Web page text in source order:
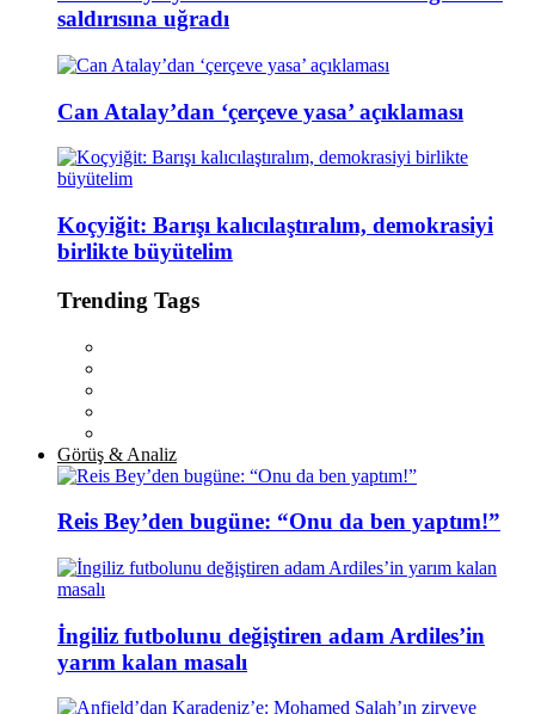
saldırısına uğradı
Can Atalay’dan ‘çerçeve yasa’ açıklaması
Koçyiğit: Barışı kalıcılaştıralım, demokrasiyi
birlikte büyütelim
Trending Tags
Görüş & Analiz
Reis Bey’den bugüne: “Onu da ben yaptım!”
İngiliz futbolunu değiştiren adam Ardiles’in
yarım kalan masalı